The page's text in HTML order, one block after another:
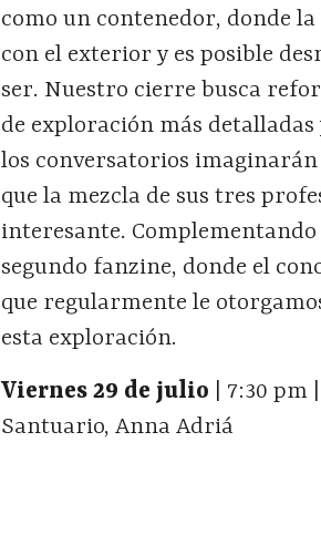
como un contenedor, donde
con el exterior y es posible
ser. Nuestro cierre busca
de exploración más
los conversatorios
que la mezcla de sus tres
interesante.
segundo fanzine, donde el
que regularmente le
esta exploración.
Viernes 29 de julio
| 7:30
Santuario, Anna Adriá